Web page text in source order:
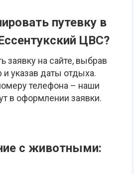
путевку в
ЦВС?
заявку на сайте, выбрав
указав даты отдыха.
телефона – наши
в оформлении заявки.
с животными: